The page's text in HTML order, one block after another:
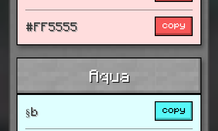
#FF5555 copy
Aqua
§b copy